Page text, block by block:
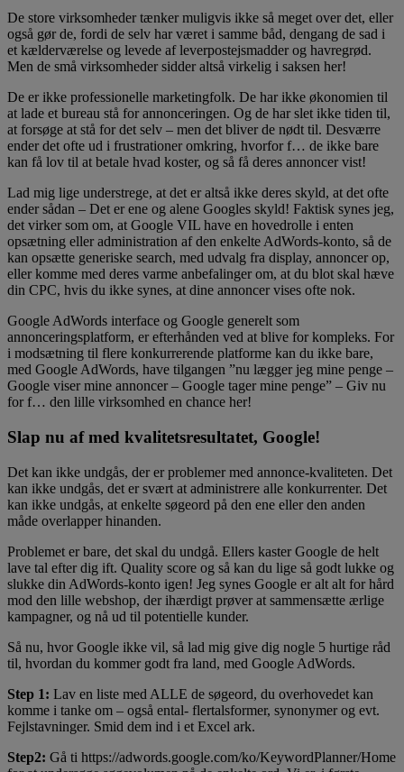
De store virksomheder tænker muligvis ikke så meget over det, eller
også gør de, fordi de selv har været i samme båd, dengang de sad i
et kælderværelse og levede af leverpostejsmadder og havregrød.
Men de små virksomheder sidder altså virkelig i saksen her!
De er ikke professionelle marketingfolk. De har ikke økonomien til
at lade et bureau stå for annonceringen. Og de har slet ikke tiden til,
at forsøge at stå for det selv – men det bliver de nødt til. Desværre
ender det ofte ud i frustrationer omkring, hvorfor f… de ikke bare
kan få lov til at betale hvad koster, og så få deres annoncer vist!
Lad mig lige understrege, at det er altså ikke deres skyld, at det ofte
ender sådan – Det er ene og alene Googles skyld! Faktisk synes jeg,
det virker som om, at Google VIL have en hovedrolle i enten
opsætning eller administration af den enkelte AdWords-konto, så de
kan opsætte generiske search, med udvalg fra display, annoncer op,
eller komme med deres varme anbefalinger om, at du blot skal hæve
din CPC, hvis du ikke synes, at dine annoncer vises ofte nok.
Google AdWords interface og Google generelt som
annonceringsplatform, er efterhånden ved at blive for kompleks. For
i modsætning til flere konkurrerende platforme kan du ikke bare,
med Google AdWords, have tilgangen ”nu lægger jeg mine penge –
Google viser mine annoncer – Google tager mine penge” – Giv nu
for f… den lille virksomhed en chance her!
Slap nu af med kvalitetsresultatet, Google!
Det kan ikke undgås, der er problemer med annonce-kvaliteten. Det
kan ikke undgås, det er svært at administrere alle konkurrenter. Det
kan ikke undgås, at enkelte søgeord på den ene eller den anden
måde overlapper hinanden.
Problemet er bare, det skal du undgå. Ellers kaster Google de helt
lave tal efter dig ift. Quality score og så kan du lige så godt lukke og
slukke din AdWords-konto igen! Jeg synes Google er alt alt for hård
mod den lille webshop, der ihærdigt prøver at sammensætte ærlige
kampagner, og nå ud til potentielle kunder.
Så nu, hvor Google ikke vil, så lad mig give dig nogle 5 hurtige råd
til, hvordan du kommer godt fra land, med Google AdWords.
Step 1: Lav en liste med ALLE de søgeord, du overhovedet kan
komme i tanke om – også ental- flertalsformer, synonymer og evt.
Fejlstavninger. Smid dem ind i et Excel ark.
Step2: Gå ti https://adwords.google.com/ko/KeywordPlanner/Home